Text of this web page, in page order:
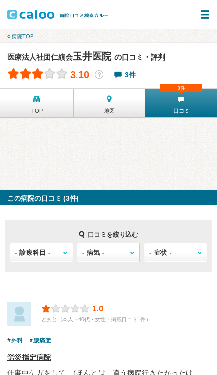
« 病院TOP
医療法人社団仁績会玉井医院 の口コミ・評判
3.10 ？ 3件
TOP 地図 口コミ
3件
この病院の口コミ (3件)
口コミを絞り込む
1.0
とまと（本人・40代・女性・掲載口コミ1件）
外科 腰痛症
労災指定病院
仕事中ケガをして、(ほんとは、違う病院行きたかったけ